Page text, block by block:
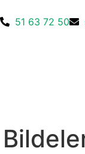
51 63 72 50